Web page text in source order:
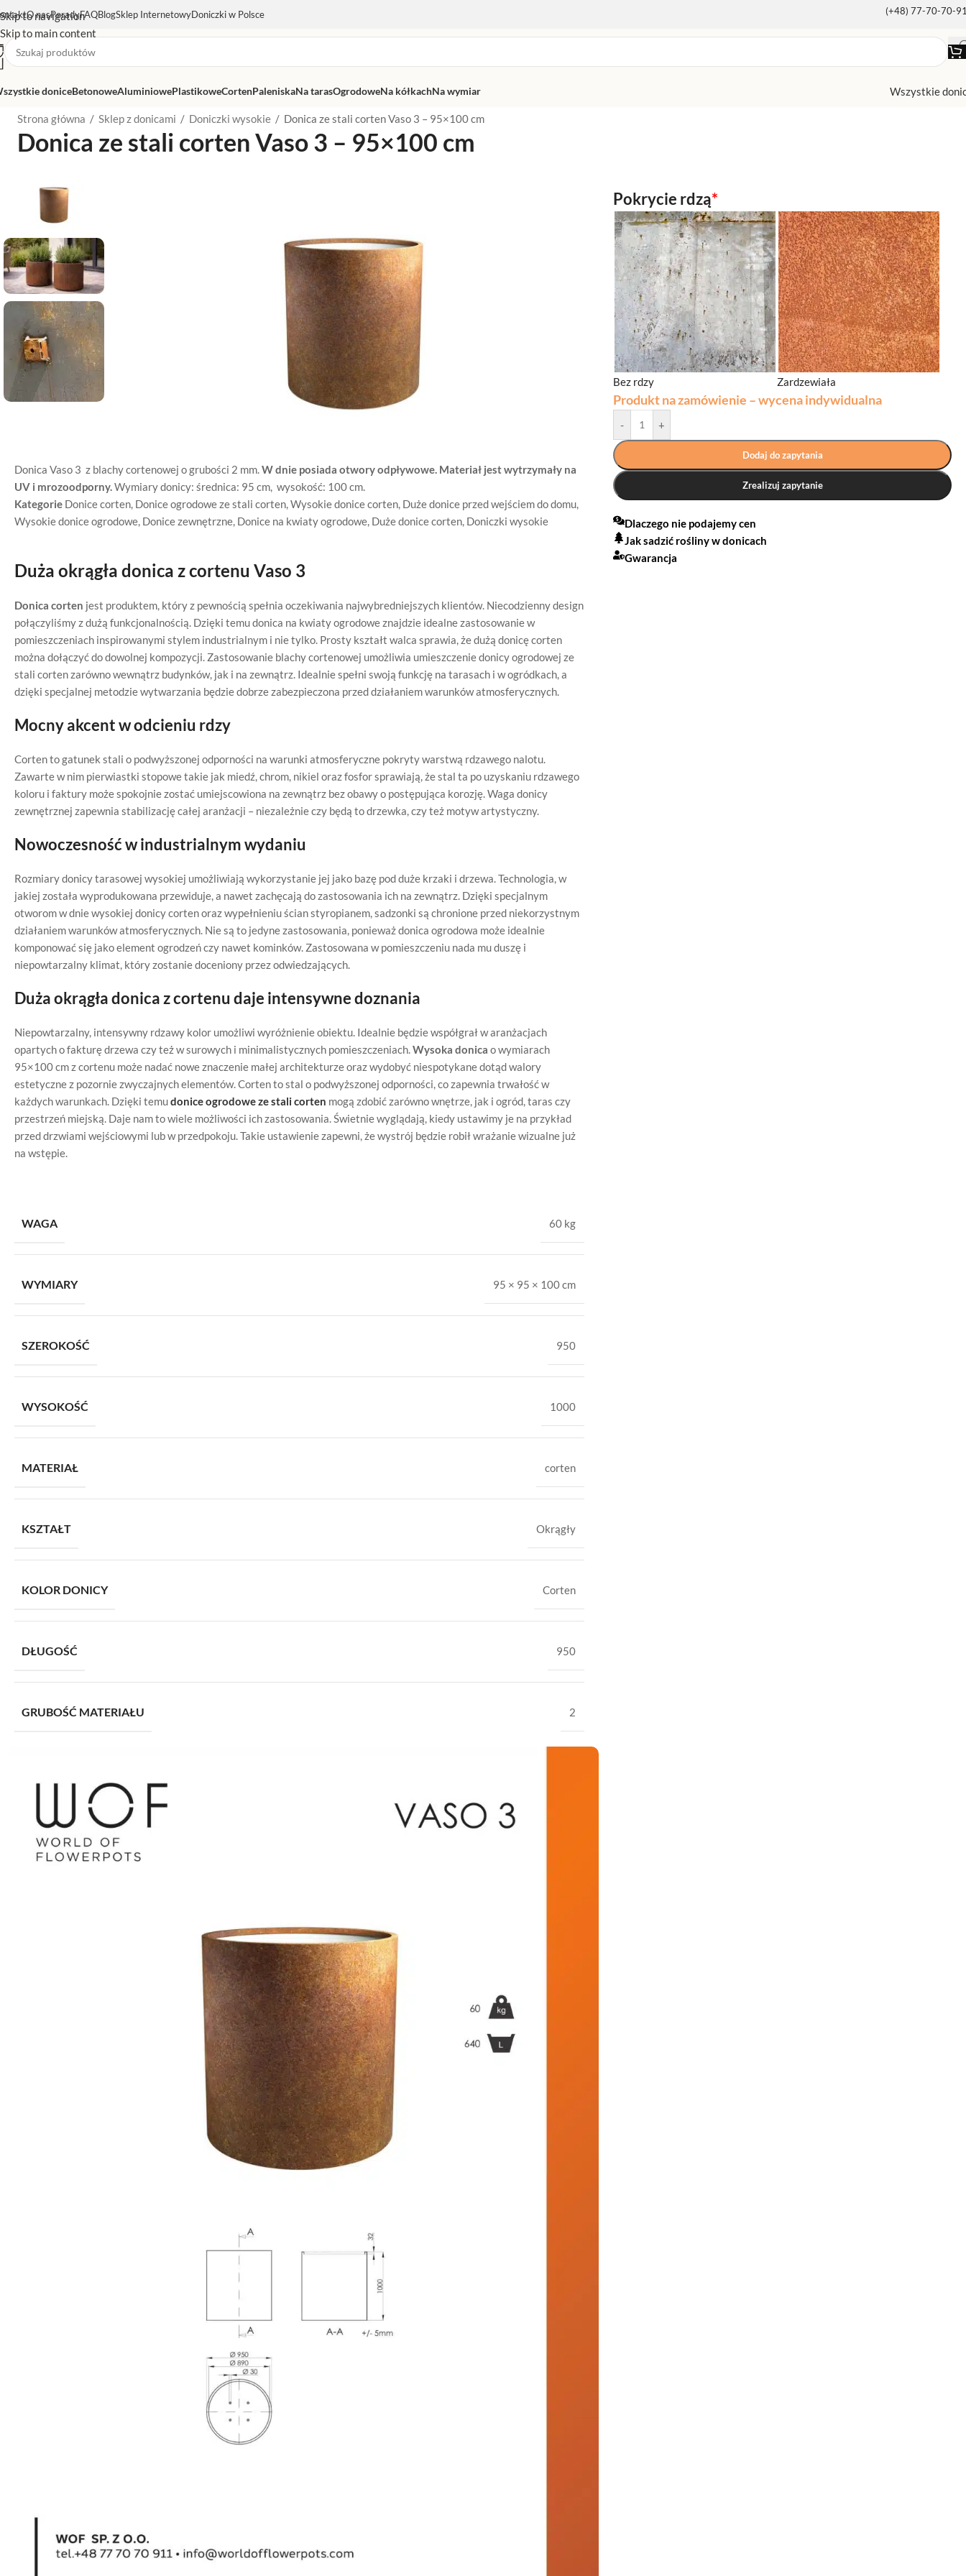
Skip to navigation
Skip to main content
O nasPoradyFAQBlogSklep InternetowyDoniczki w Polsce (+48) 77-70-70-
doniceBetonoweAluminiowePlastikoweCortenPaleniskaNa tarasOgrodoweNa kółkachNa wymiar Wszystkie
Strona główna / Sklep z donicami / Doniczki wysokie / Donica ze stali corten Vaso 3 – 95×100 cm
Donica ze stali corten Vaso 3 – 95×100 cm
Donica Vaso 3 z blachy cortenowej o grubości 2 mm.W dnie posiada otwory odpływowe. Materiał jest wytrzymały na
UV i mrozoodporny.Wymiary donicy: średnica: 95 cm, wysokość: 100 cm.
Kategorie Donice corten, Donice ogrodowe ze stali corten,Wysokie donice corten, Duże donice przed wejściem do domu,
Wysokie donice ogrodowe, Donice zewnętrzne, Donice na kwiaty ogrodowe, Duże donice corten, Doniczki wysokie
Duża okrągła donica z cortenu Vaso 3
Donica corten jest produktem, który z pewnością spełnia oczekiwania najwybredniejszych klientów. Niecodzienny design
połączyliśmy z dużą funkcjonalnością. Dzięki temu donica na kwiaty ogrodowe znajdzie idealne zastosowanie w
pomieszczeniach inspirowanymi stylem industrialnym i nie tylko. Prosty kształt walca sprawia, że dużą donicę corten
można dołączyć do dowolnej kompozycji. Zastosowanie blachy cortenowej umożliwia umieszczenie donicy ogrodowej ze
stali corten zarówno wewnątrz budynków, jak i na zewnątrz. Idealnie spełni swoją funkcję na tarasach i w ogródkach, a
dzięki specjalnej metodzie wytwarzania będzie dobrze zabezpieczona przed działaniem warunków atmosferycznych.
Mocny akcent w odcieniu rdzy
Corten to gatunek stali o podwyższonej odporności na warunki atmosferyczne pokryty warstwą rdzawego nalotu.
Zawarte w nim pierwiastki stopowe takie jak miedź, chrom, nikiel oraz fosfor sprawiają, że stal ta po uzyskaniu rdzawego
koloru i faktury może spokojnie zostać umiejscowiona na zewnątrz bez obawy o postępująca korozję. Waga donicy
zewnętrznej zapewnia stabilizację całej aranżacji – niezależnie czy będą to drzewka, czy też motyw artystyczny.
Nowoczesność w industrialnym wydaniu
Rozmiary donicy tarasowej wysokiej umożliwiają wykorzystanie jej jako bazę pod duże krzaki i drzewa. Technologia, w
jakiej została wyprodukowana przewiduje, a nawet zachęcają do zastosowania ich na zewnątrz. Dzięki specjalnym
otworom w dnie wysokiej donicy corten oraz wypełnieniu ścian styropianem, sadzonki są chronione przed niekorzystnym
działaniem warunków atmosferycznych. Nie są to jedyne zastosowania, ponieważ donica ogrodowa może idealnie
komponować się jako element ogrodzeń czy nawet kominków. Zastosowana w pomieszczeniu nada mu duszę i
niepowtarzalny klimat, który zostanie doceniony przez odwiedzających.
Duża okrągła donica z cortenu daje intensywne doznania
Niepowtarzalny, intensywny rdzawy kolor umożliwi wyróżnienie obiektu. Idealnie będzie współgrał w aranżacjach
opartych o fakturę drzewa czy też w surowych i minimalistycznych pomieszczeniach.Wysoka donica o wymiarach
95×100 cm z cortenu może nadać nowe znaczenie małej architekturze oraz wydobyć niespotykane dotąd walory
estetyczne z pozornie zwyczajnych elementów. Corten to stal o podwyższonej odporności, co zapewnia trwałość w
każdych warunkach. Dzięki temudonice ogrodowe ze stali corten mogą zdobić zarówno wnętrze, jak i ogród, taras czy
przestrzeń miejską. Daje nam to wiele możliwości ich zastosowania. Świetnie wyglądają, kiedy ustawimy je na przykład
przed drzwiami wejściowymi lub w przedpokoju. Takie ustawienie zapewni, że wystrój będzie robił wrażanie wizualne już
na wstępie.
WAGA 60 kg
WYMIARY 95 × 95 × 100 cm
SZEROKOŚĆ 950
WYSOKOŚĆ 1000
MATERIAŁ corten
KSZTAŁT Okrągły
KOLOR DONICY Corten
DŁUGOŚĆ 950
GRUBOŚĆ MATERIAŁU 2
*
Pokrycie rdzą
Bez rdzy Zardzewiała
Produkt na zamówienie – wycena indywidualna
- +
Dodaj do zapytania
Zrealizuj zapytanie
Dlaczego nie podajemy cen
Jak sadzić rośliny w donicach
Gwarancja